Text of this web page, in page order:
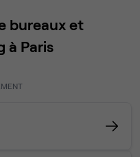
bureaux et
à Paris